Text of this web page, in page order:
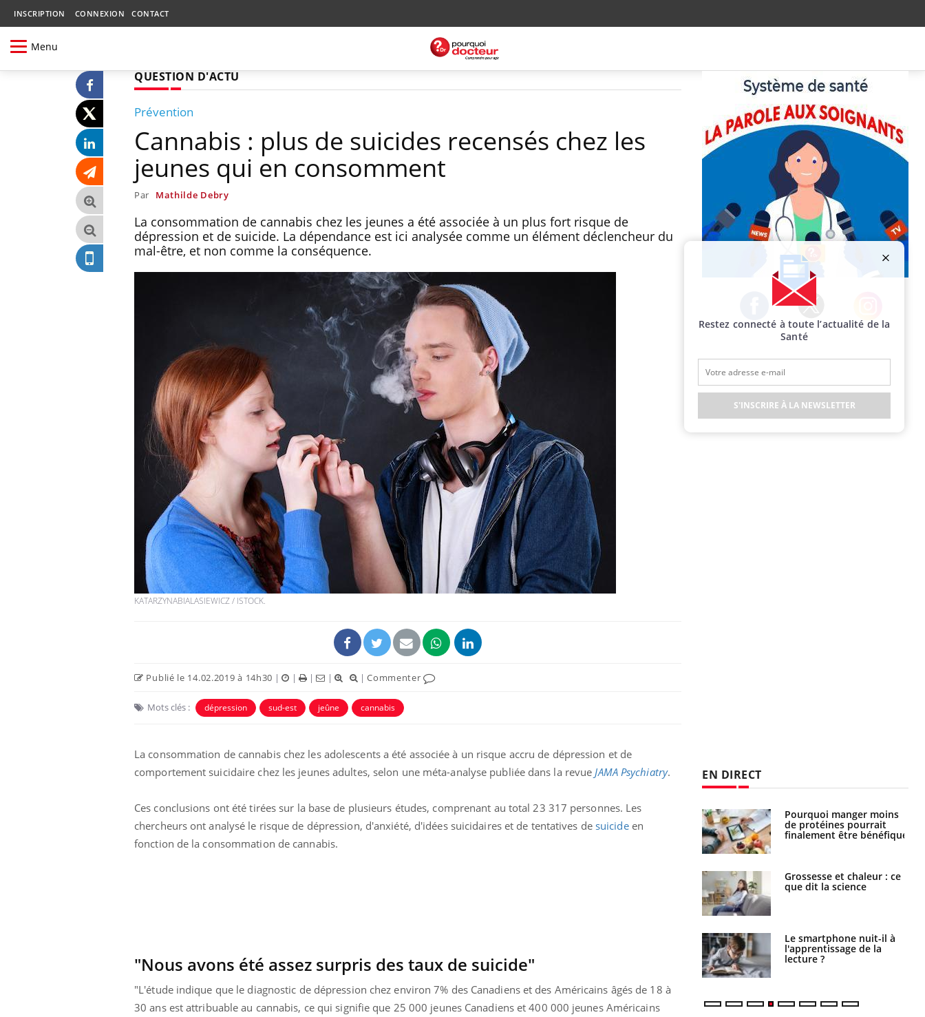
INSCRIPTION CONNEXION CONTACT
Menu
QUESTION D'ACTU
Prévention
Cannabis : plus de suicides recensés chez les
jeunes qui en consomment
Par Mathilde Debry
La consommation de cannabis chez les jeunes a été associée à un plus fort risque de
dépression et de suicide. La dépendance est ici analysée comme un élément déclencheur du
mal-être, et non comme la conséquence.
KATARZYNABIALASIEWICZ / ISTOCK.
Publié le 14.02.2019 à 14h30 | | | | |Commenter
Mots clés : dépression sud-est jeûne cannabis
La consommation de cannabis chez les adolescents a été associée à un risque accru de dépression et de
comportement suicidaire chez les jeunes adultes, selon une méta-analyse publiée dans la revue JAMA Psychiatry.
Ces conclusions ont été tirées sur la base de plusieurs études, comprenant au total 23 317 personnes. Les
chercheurs ont analysé le risque de dépression, d'anxiété, d'idées suicidaires et de tentatives de suicideen
fonction de la consommation de cannabis.
"Nous avons été assez surpris des taux de suicide"
"L'étude indique que le diagnostic de dépression chez environ 7% des Canadiens et des Américains âgés de 18 à
30 ans est attribuable au cannabis, ce qui signifie que 25 000 jeunes Canadiens et 400 000 jeunes Américains
Facebook Twitter Instagram
EN DIRECT
Cancer colorectal : une
stratégie simple aurait
changé la donne au Pays
basque
Cytomégalovirus : ce qui
change dans la prise en
charge des femmes
elle enfin ?
Pourquoi votre ventre
gâche-t-il les premiers
Pourquoi manger moins
de protéines pourrait
finalement être bénéfique
Grossesse et chaleur : ce
que dit la science
Le smartphone nuit-il à
l'apprentissage de la
lecture ?
Restez connecté à toute l’actualité de la
Santé
S'INSCRIRE À LA NEWSLETTER